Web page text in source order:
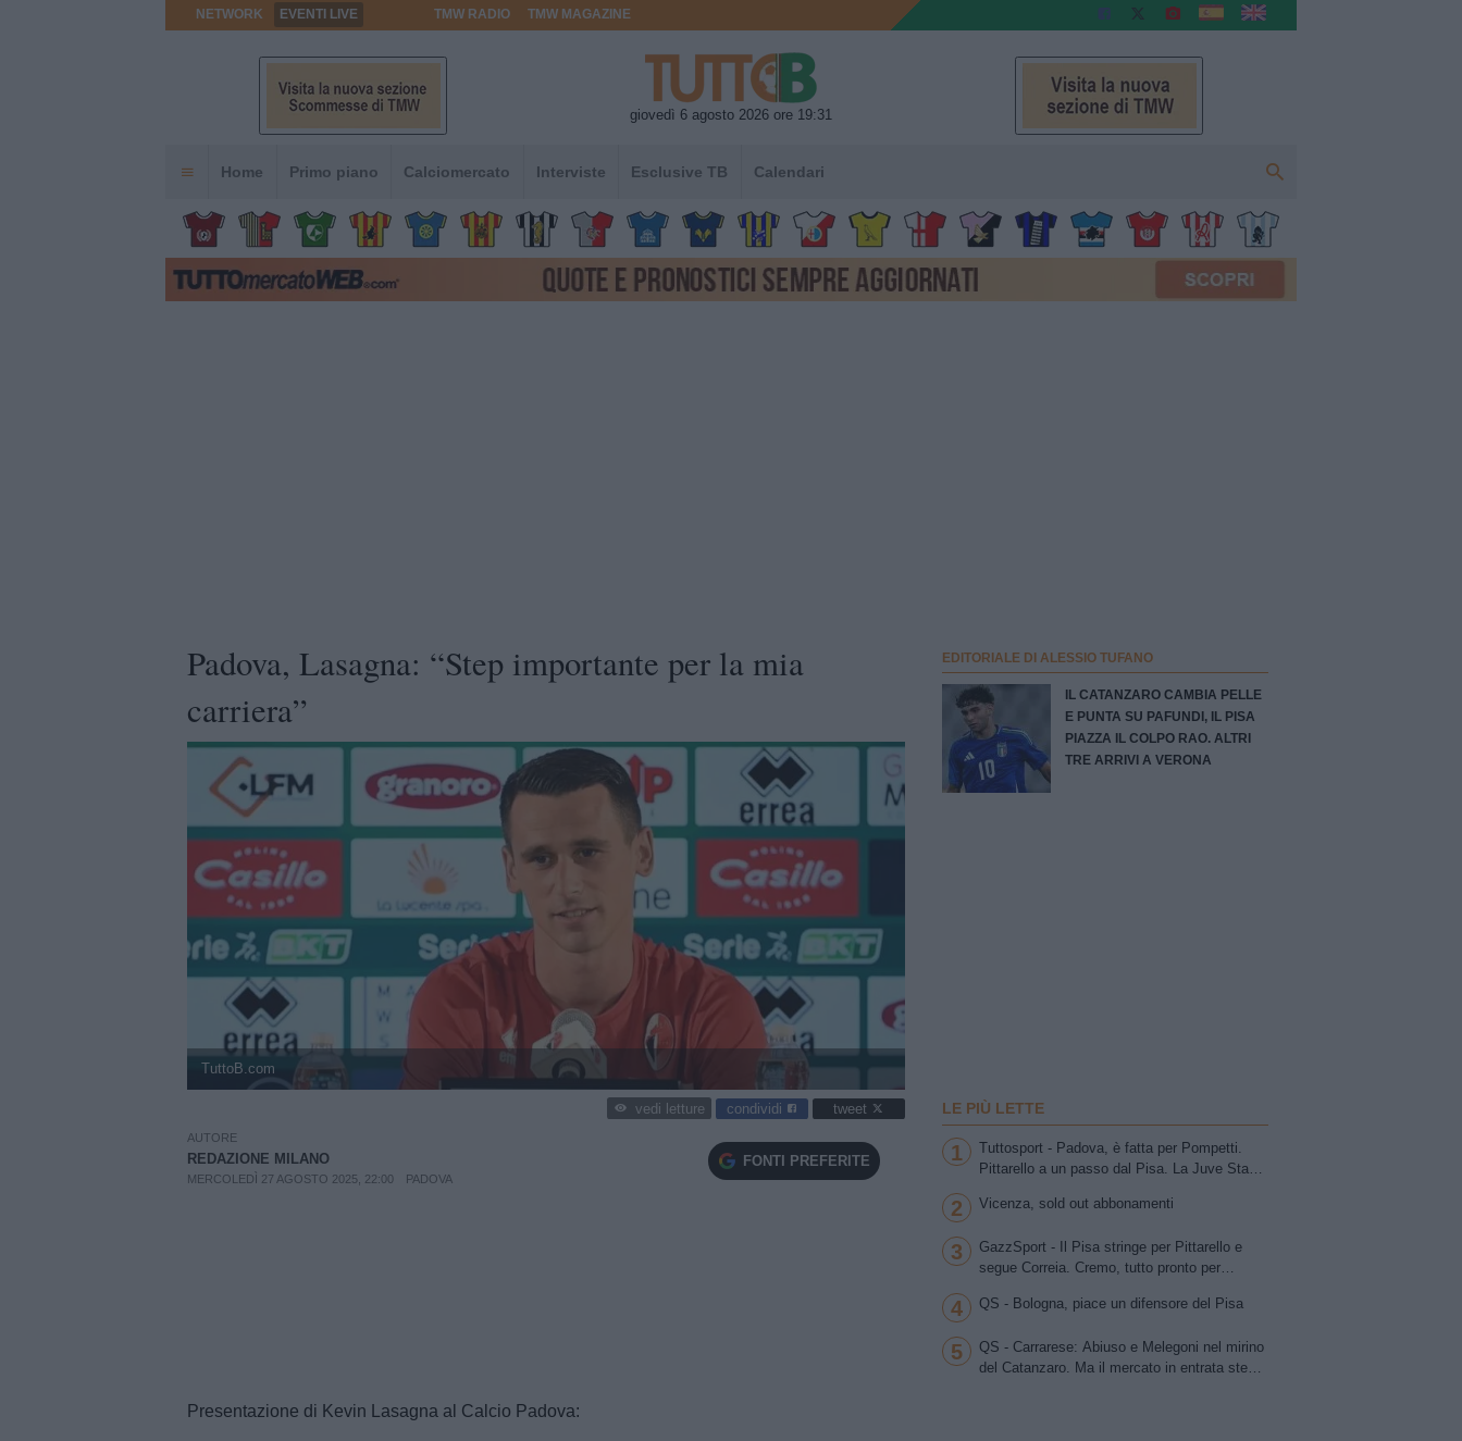
NETWORK EVENTI LIVE TMW RADIO TMW MAGAZINE
giovedì 6 agosto 2026 ore 19:31
Home Primo piano Calciomercato Interviste Esclusive TB Calendari
Padova, Lasagna: “Step importante per la mia
carriera”
TuttoB.com
vedi letture condividi tweet
AUTORE
REDAZIONE MILANO
MERCOLEDÌ 27 AGOSTO 2025, 22:00 PADOVA
FONTI PREFERITE
Presentazione di Kevin Lasagna al Calcio Padova:
EDITORIALE DI ALESSIO TUFANO
IL CATANZARO CAMBIA PELLE
E PUNTA SU PAFUNDI, IL PISA
PIAZZA IL COLPO RAO. ALTRI
TRE ARRIVI A VERONA
LE PIÙ LETTE
1
Tuttosport - Padova, è fatta per Pompetti.
Pittarello a un passo dal Pisa. La Juve Stabia
per la trequarti uno tra Chipperfield e Girma.
idea Antonini
2 Vicenza, sold out abbonamenti
3
GazzSport - Il Pisa stringe per Pittarello e
segue Correia. Cremo, tutto pronto per
portiere Vindahl
4 QS - Bologna, piace un difensore del Pisa
5
QS - Carrarese: Abiuso e Melegoni nel mirino
del Catanzaro. Ma il mercato in entrata stenta